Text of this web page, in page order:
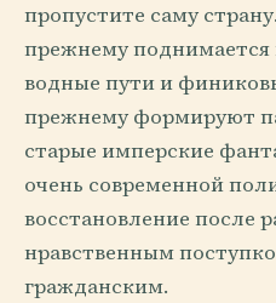
пропустите саму
прежнему поднимается
водные пути и
прежнему формируют
старые имперские
очень современной
восстановление после
нравственным
гражданским.